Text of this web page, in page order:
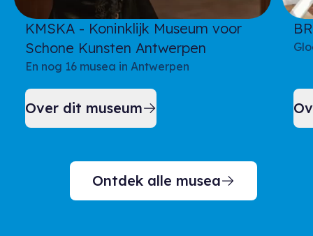
KMSKA - Koninklijk Museum voor
Schone Kunsten Antwerpen
En nog 16 musea in Antwerpen
Over dit museum
Ontdek alle musea